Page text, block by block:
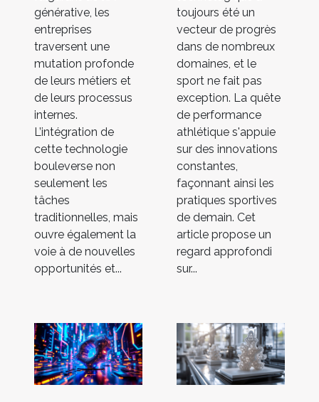
générative, les
entreprises
traversent une
mutation profonde
de leurs métiers et
de leurs processus
internes.
L’intégration de
cette technologie
bouleverse non
seulement les
tâches
traditionnelles, mais
ouvre également la
voie à de nouvelles
opportunités et...
toujours été un
vecteur de progrès
dans de nombreux
domaines, et le
sport ne fait pas
exception. La quête
de performance
athlétique s'appuie
sur des innovations
constantes,
façonnant ainsi les
pratiques sportives
de demain. Cet
article propose un
regard approfondi
sur...